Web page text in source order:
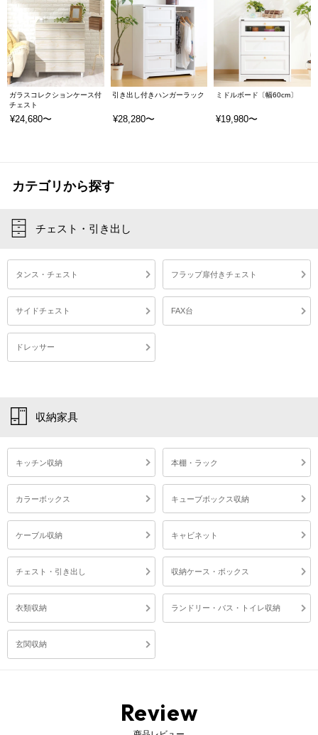
ガラスコレクションケース付
チェスト
¥24,680〜
引き出し付きハンガーラック
¥28,280〜
ミドルボード〔幅60cm〕
¥19,980〜
カテゴリから探す
チェスト・引き出し
タンス・チェスト フラップ扉付きチェスト
サイドチェスト FAX台
ドレッサー
収納家具
キッチン収納 本棚・ラック
カラーボックス キューブボックス収納
ケーブル収納 キャビネット
チェスト・引き出し 収納ケース・ボックス
衣類収納 ランドリー・バス・トイレ収納
玄関収納
Review